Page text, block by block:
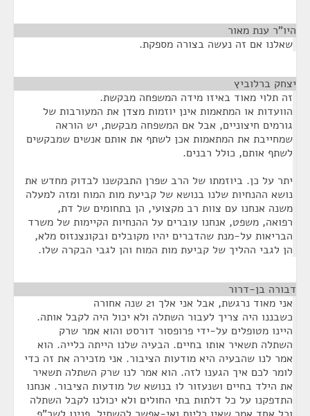
היו"ר ענת מאור
שאלנו אם זה נעשה בצורה מספקת.
יצחק ברלוביץ
זה תלוי מאוד באיזו מידה המשפחה מבקשת.
הוועדות או המתאמות אינן יוזמות מצדן את המעורבות של
גורמים חיצוניים, אבל אם המשפחה מבקשת, יש הוראה
שמחייבת את המתאמות אכן לשתף את אותם אנשים שמבקשים
לשתף אותם, כולל רבנים.
יתר על כן. ביוזמתו של הרב שפרן התבקשנו לבדוק מחדש את
נושא ההנחיות שלנו בנושא של קביעת מות המוח ומזה למעלה
משנה אנחנו עם צוות רב מקצועי, הן בתחומים של דת,
רפואה, משפט, אנחנו עוברים על ההנחיות הקיימות של משרד
הבריאות על-מנת שהדברים יהיו מקובלים ובקונצנזוס מלא,
הן לגבי ההליך של קביעת מות המוח והן לגבי הבקרה שלו.
דבורה בן-דרור
אני מאוד נרגשת, אבל אני אלך 21 שנה אחורה
כשבננו היה צריך לעבור השתלה ולא יכול היה לקבל אותה.
היינו מטופלים על-ידי פרופסור דורסט והוא אמר שרק
השתלה תשאיר אותו בחיים. הבעיה שלנו הייתה כלייה. הוא
אמר לנו שהבעיה היא מודעות הציבור. אני מזכירה את זה כדי
לומר לכם איך הגענו לזה. הוא אמר לנו שרק השתלה תשאיר
את הילד בחיים ושנעזור לו בנושא של מודעות הציבור. אנחנו
התדפקנו על כל דלתות בתי החולים ולא יכולנו לקבל השתלה